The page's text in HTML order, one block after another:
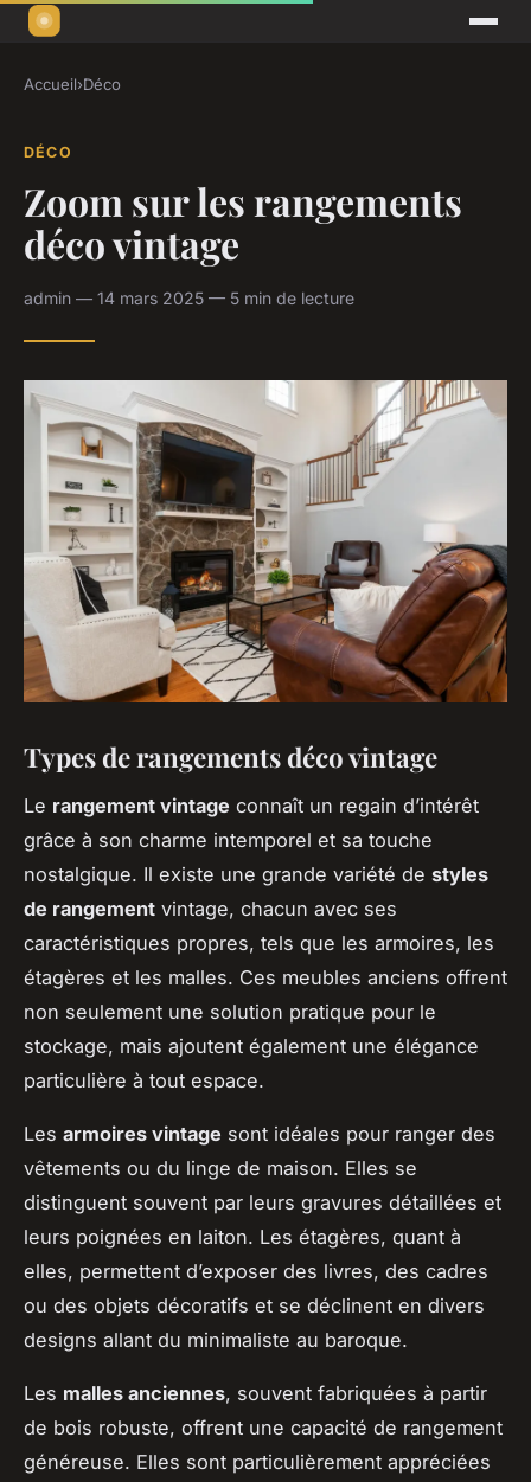
Accueil›Déco
DÉCO
Zoom sur les rangements
déco vintage
admin — 14 mars 2025 — 5 min de lecture
Types de rangements déco vintage
Le rangement vintage connaît un regain d’intérêt
grâce à son charme intemporel et sa touche
nostalgique. Il existe une grande variété de styles
de rangement vintage, chacun avec ses
caractéristiques propres, tels que les armoires, les
étagères et les malles. Ces meubles anciens offrent
non seulement une solution pratique pour le
stockage, mais ajoutent également une élégance
particulière à tout espace.
Les armoires vintage sont idéales pour ranger des
vêtements ou du linge de maison. Elles se
distinguent souvent par leurs gravures détaillées et
leurs poignées en laiton. Les étagères, quant à
elles, permettent d’exposer des livres, des cadres
ou des objets décoratifs et se déclinent en divers
designs allant du minimaliste au baroque.
Les malles anciennes, souvent fabriquées à partir
de bois robuste, offrent une capacité de rangement
généreuse. Elles sont particulièrement appréciées